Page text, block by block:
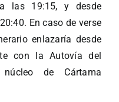
las 19:15, y desde
En caso de verse
enlazaría desde
con la Autovía del
de Cártama